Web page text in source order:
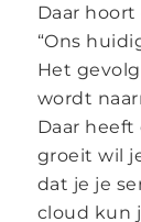
Daar
“Ons
Het
wordt
Daar heeft
groeit wil
dat je je
cloud kun